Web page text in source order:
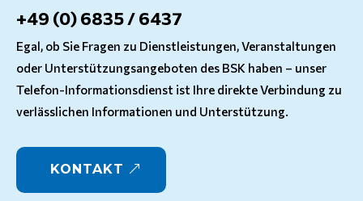
+49 (0) 6835 / 6437
Egal, ob Sie Fragen zu Dienstleistungen, Veranstaltungen
oder Unterstützungsangeboten des BSK haben – unser
Telefon-Informationsdienst ist Ihre direkte Verbindung zu
verlässlichen Informationen und Unterstützung.
KONTAKT